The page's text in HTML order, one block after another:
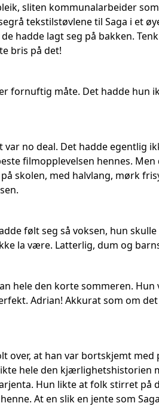
sliten kommunalarbeider
tekstilstøvlene til Saga i et
hadde lagt seg på bakken.
bris på det!
fornuftig måte. Det hadde hun
no deal. Det hadde egentlig
filmopplevelsen hennes.
skolen, med halvlang, mørk
følt seg så voksen, hun
la være. Latterlig, dum og
hele den korte sommeren. Hun
Adrian! Akkurat som om
over, at han var bortskjemt
hele den kjærlighetshistorien
Hun likte at folk stirret på
At en slik en jente som